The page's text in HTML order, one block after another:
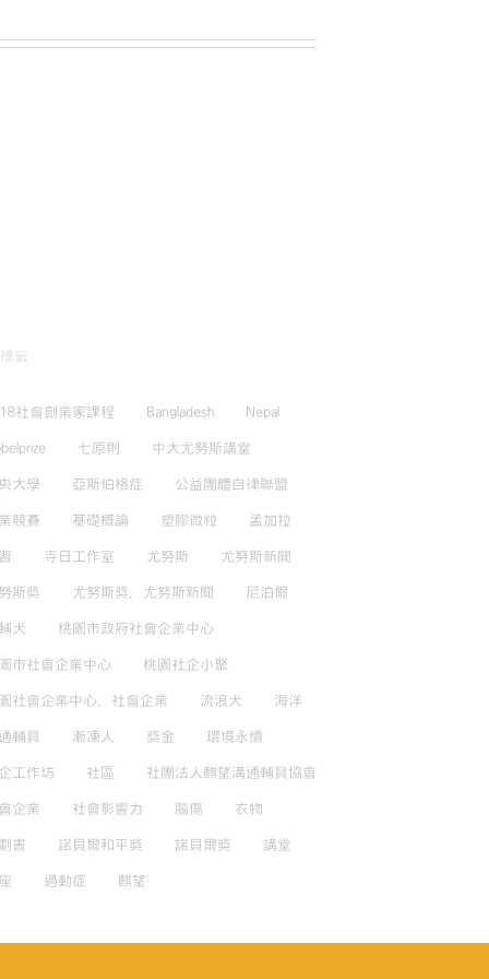
籤
社會創業家課程 Bangladesh Nepal
七原則 中大尤努斯講堂
大學 亞斯伯格症 公益團體自律聯盟
競賽 基礎概論 塑膠微粒 孟加拉
寺日工作室 尤努斯 尤努斯新聞
斯獎 尤努斯獎，尤努斯新聞 尼泊爾
犬 桃園市政府社會企業中心
市社會企業中心 桃園社企小聚
社會企業中心，社會企業 流浪犬 海洋
輔具 漸凍人 獎金 環境永續
工作坊 社區 社團法人麒望溝通輔具協會
企業 社會影響力 腦傷 衣物
書 諾貝爾和平獎 諾貝爾獎 講堂
過動症 麒望